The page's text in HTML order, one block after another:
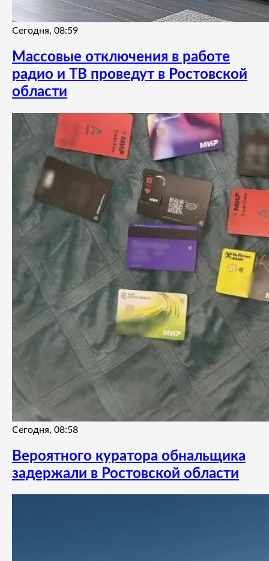
Сегодня, 08:59
Массовые отключения в работе
радио и ТВ проведут в Ростовской
области
Сегодня, 08:58
Вероятного куратора обнальщика
задержали в Ростовской области